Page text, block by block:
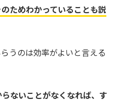
ためわかっていることも説
うのは効率がよいと言える
らないことがなくなれば、す